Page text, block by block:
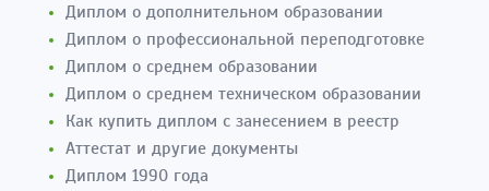
Диплом о дополнительном образовании
Диплом о профессиональной переподготовке
Диплом о среднем образовании
Диплом о среднем техническом образовании
Как купить диплом с занесением в реестр
Аттестат и другие документы
Диплом 1990 года